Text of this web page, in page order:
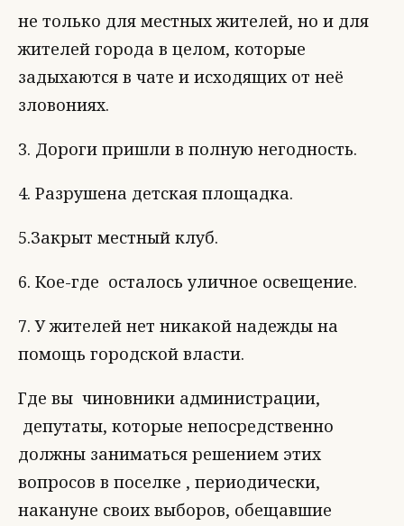
не только для местных жителей, но и для
жителей города в целом, которые
задыхаются в чате и исходящих от неё
зловониях.
3. Дороги пришли в полную негодность.
4. Разрушена детская площадка.
5.Закрыт местный клуб.
6. Кое-где осталось уличное освещение.
7. У жителей нет никакой надежды на
помощь городской власти.
Где вы чиновники администрации,
депутаты, которые непосредственно
должны заниматься решением этих
вопросов в поселке , периодически,
накануне своих выборов, обещавшие